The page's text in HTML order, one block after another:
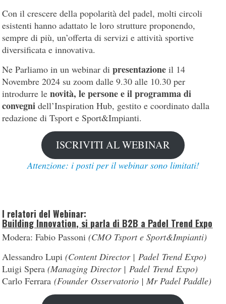
Con il crescere della popolarità del padel, molti circoli
esistenti hanno adattato le loro strutture proponendo,
sempre di più, un’offerta di servizi e attività sportive
diversificata e innovativa.
Ne Parliamo in un webinar dipresentazioneil 14
Novembre 2024 su zoom dalle 9.30 alle 10.30 per
introdurre lenovità, le persone e il programma di
convegni dell’Inspiration Hub, gestito e coordinato dalla
redazione di Tsport e Sport&Impianti.
ISCRIVITI AL WEBINAR
Attenzione: i posti per il webinar sono limitati!
I relatori del Webinar:
Building Innovation, si parla di B2B a Padel Trend Expo
Modera: Fabio Passoni(CMO Tsport e Sport&Impianti)
Alessandro Lupi(Content Director | Padel Trend Expo)
Luigi Spera(Managing Director | Padel Trend Expo)
Carlo Ferrara(Founder Osservatorio | Mr Padel Paddle)